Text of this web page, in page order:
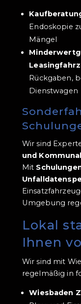
Endoskopie
Mängel
Rückgaben,
Dienstwagen
Wir sind
und
Mit
Umgebung
Lokal
Ihnen
Wir sind mit
regelmäßig in
Wiesbaden